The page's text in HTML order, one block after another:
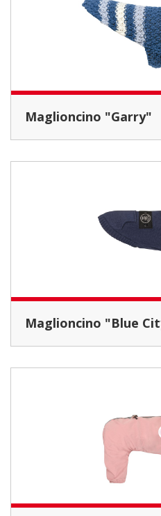
Maglioncino "Garry"
Maglioncino "Blue